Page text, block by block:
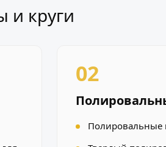
и круги
02
Полировальные